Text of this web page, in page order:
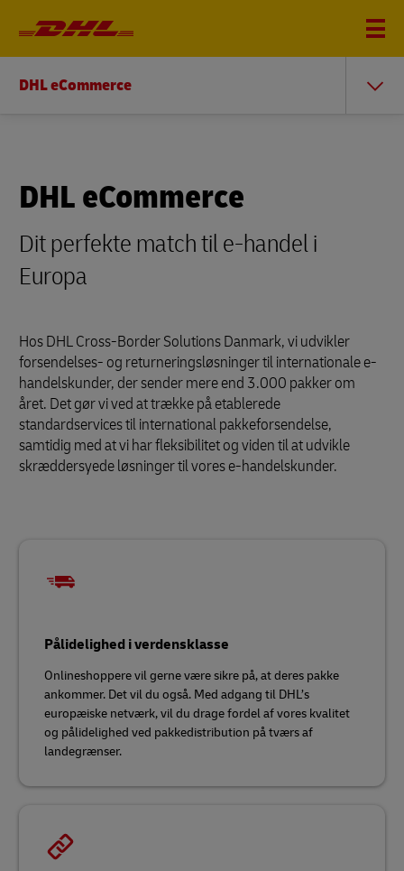
DHL eCommerce
DHL eCommerce
Dit perfekte match til e-handel i
Europa
Hos DHL Cross-Border Solutions Danmark, vi udvikler
forsendelses- og returneringsløsninger til internationale e-
handelskunder, der sender mere end 3.000 pakker om
året. Det gør vi ved at trække på etablerede
standardservices til international pakkeforsendelse,
samtidig med at vi har fleksibilitet og viden til at udvikle
skræddersyede løsninger til vores e-handelskunder.
Pålidelighed i verdensklasse
Onlineshoppere vil gerne være sikre på, at deres pakke
ankommer. Det vil du også. Med adgang til DHL’s
europæiske netværk, vil du drage fordel af vores kvalitet
og pålidelighed ved pakkedistribution på tværs af
landegrænser.